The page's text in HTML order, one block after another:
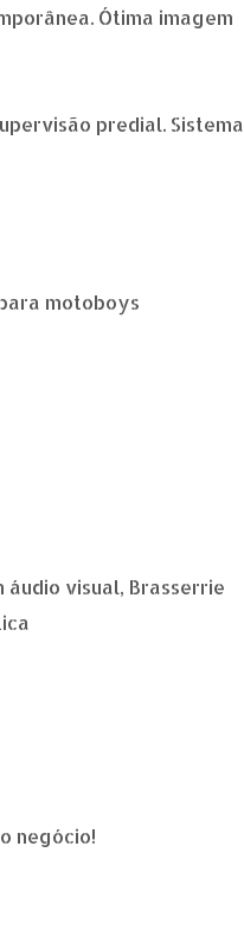
Ótima imagem
predial. Sistema
motoboys
áudio visual, Brasserrie
negócio!